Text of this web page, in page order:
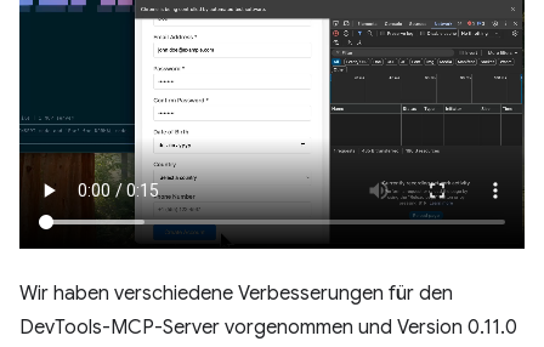
Wir haben verschiedene Verbesserungen für den
DevTools-MCP-Server vorgenommen und Version 0.11.0